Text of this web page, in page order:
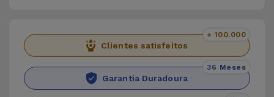
Clientes satisfeitos
+ 100.000
Garantia Duradoura
36 Meses